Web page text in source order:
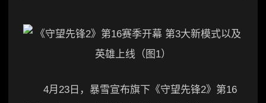
4月23日，暴雪宣布旗下《守望先锋2》第16